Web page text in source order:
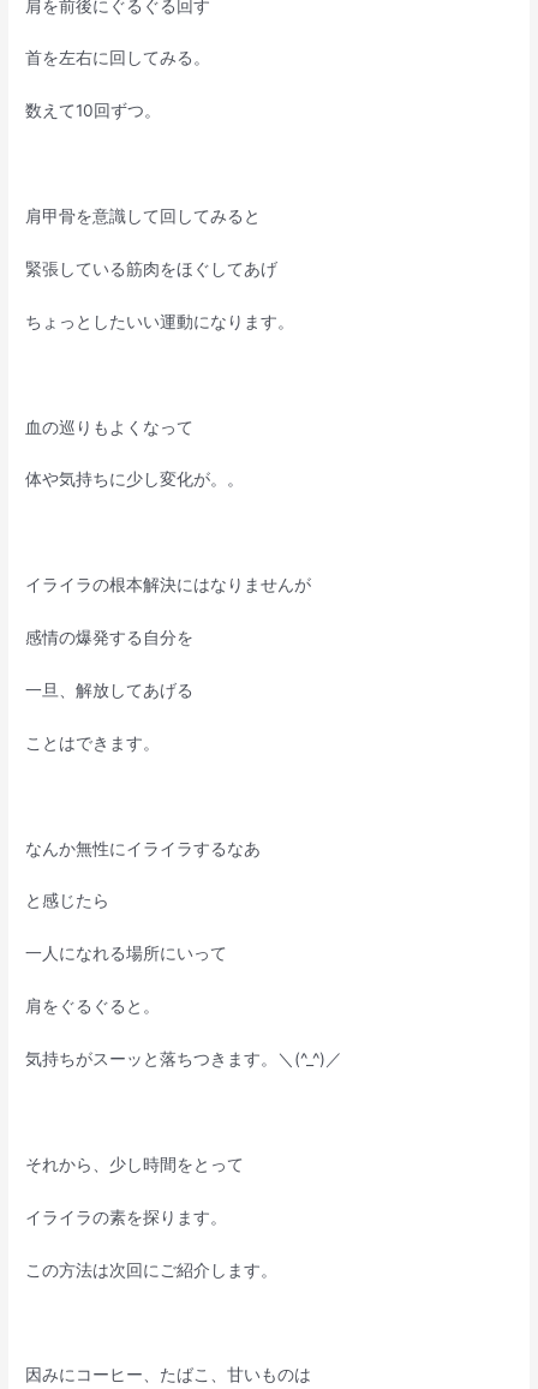
肩を前後にぐるぐる回す
首を左右に回してみる。
数えて10回ずつ。
肩甲骨を意識して回してみると
緊張している筋肉をほぐしてあげ
ちょっとしたいい運動になります。
血の巡りもよくなって
体や気持ちに少し変化が。。
イライラの根本解決にはなりませんが
感情の爆発する自分を
一旦、解放してあげる
ことはできます。
なんか無性にイライラするなあ
と感じたら
一人になれる場所にいって
肩をぐるぐると。
気持ちがスーッと落ちつきます。＼(^_^)／
それから、少し時間をとって
イライラの素を探ります。
この方法は次回にご紹介します。
因みにコーヒー、たばこ、甘いものは